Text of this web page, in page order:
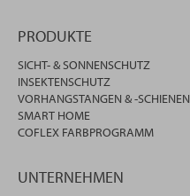
PRODUKTE
SICHT- & SONNENSCHUTZ
INSEKTENSCHUTZ
VORHANGSTANGEN & -SCHIENEN
SMART HOME
COFLEX FARBPROGRAMM
UNTERNEHMEN